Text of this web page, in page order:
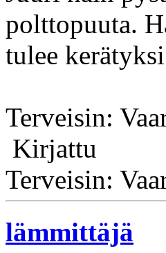
polttopuuta.
tulee
Terveisin:
Kirjattu
Terveisin:
lämmittäjä